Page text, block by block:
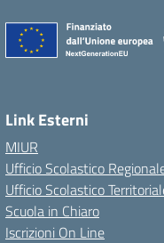
Link Esterni
MIUR
Ufficio Scolastico
Ufficio Scolastico
Scuola in Chiaro
Iscrizioni On Line